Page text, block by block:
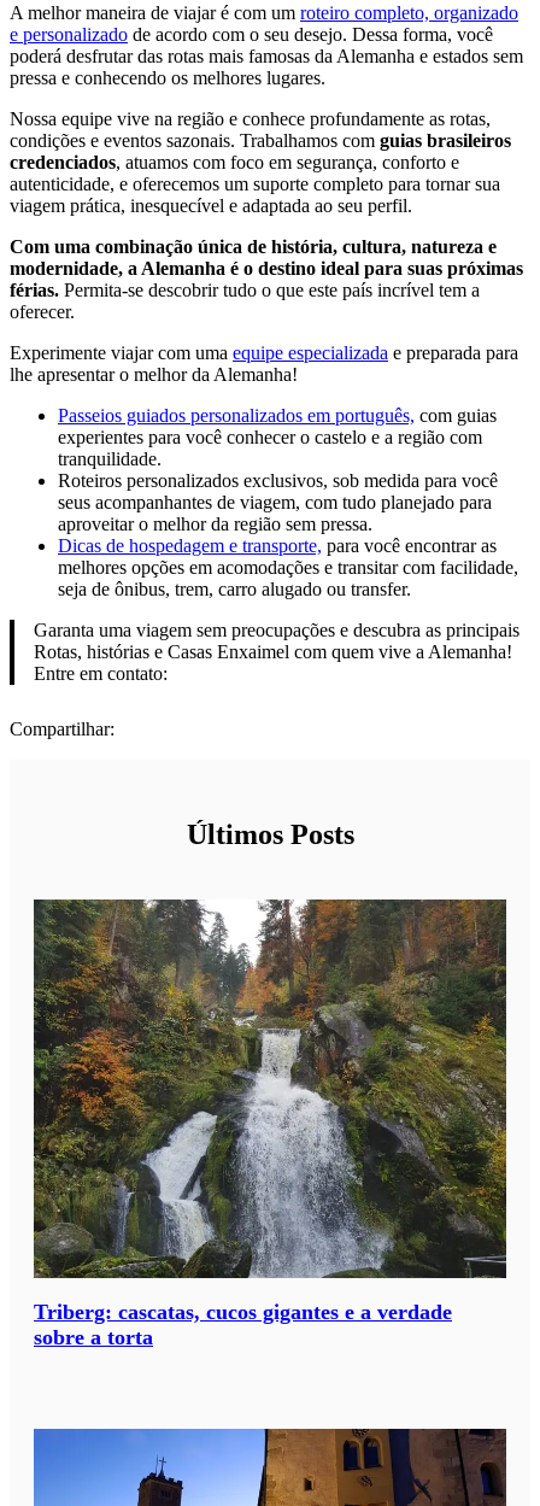
A melhor maneira de viajar é com um roteiro completo, organizado
e personalizado de acordo com o seu desejo. Dessa forma, você
poderá desfrutar das rotas mais famosas da Alemanha e estados sem
pressa e conhecendo os melhores lugares.
Nossa equipe vive na região e conhece profundamente as rotas,
condições e eventos sazonais. Trabalhamos com guias brasileiros
credenciados, atuamos com foco em segurança, conforto e
autenticidade, e oferecemos um suporte completo para tornar sua
viagem prática, inesquecível e adaptada ao seu perfil.
Com uma combinação única de história, cultura, natureza e
modernidade, a Alemanha é o destino ideal para suas próximas
férias. Permita-se descobrir tudo o que este país incrível tem a
oferecer.
Experimente viajar com uma equipe especializada e preparada para
lhe apresentar o melhor da Alemanha!
Passeios guiados personalizados em português, com guias
experientes para você conhecer o castelo e a região com
tranquilidade.
Roteiros personalizados exclusivos, sob medida para você
seus acompanhantes de viagem, com tudo planejado para
aproveitar o melhor da região sem pressa.
Dicas de hospedagem e transporte, para você encontrar as
melhores opções em acomodações e transitar com facilidade,
seja de ônibus, trem, carro alugado ou transfer.
Garanta uma viagem sem preocupações e descubra as principais
Rotas, histórias e Casas Enxaimel com quem vive a Alemanha!
Entre em contato:
Compartilhar:
Últimos Posts
Triberg: cascatas, cucos gigantes e a verdade
sobre a torta